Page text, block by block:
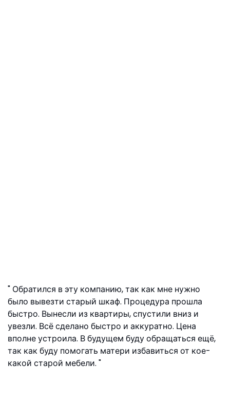
Обратился в эту компанию, так как мне нужно
было вывезти старый шкаф. Процедура прошла
быстро. Вынесли из квартиры, спустили вниз и
увезли. Всё сделано быстро и аккуратно. Цена
вполне устроила. В будущем буду обращаться ещё,
так как буду помогать матери избавиться от кое-
какой старой мебели.